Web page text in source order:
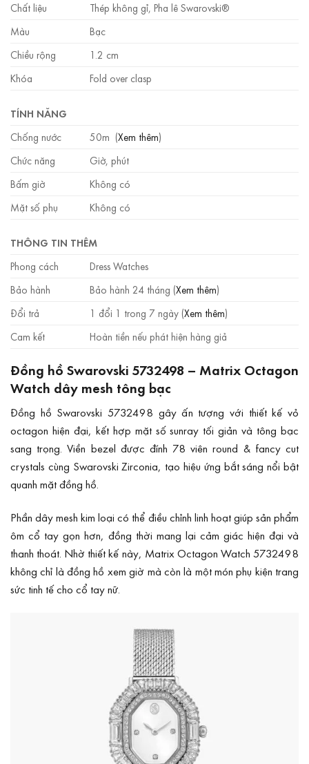
Chất liệu
Thép không gỉ, Pha lê Swarovski®
Màu
Bạc
Chiều rộng
1.2 cm
Khóa
Fold over clasp
TÍNH NĂNG
Chống nước
50m (Xem thêm)
Chức năng
Giờ, phút
Bấm giờ
Không có
Mặt số phụ
Không có
THÔNG TIN THÊM
Phong cách
Dress Watches
Bảo hành
Bảo hành 24 tháng (Xem thêm)
Đổi trả
1 đổi 1 trong 7 ngày (Xem thêm)
Cam kết
Hoàn tiền nếu phát hiện hàng giả
Đồng hồ Swarovski 5732498 – Matrix Octagon
Watch dây mesh tông bạc
Đồng hồ Swarovski 5732498 gây ấn tượng với thiết kế vỏ
octagon hiện đại, kết hợp mặt số sunray tối giản và tông bạc
sang trọng. Viền bezel được đính 78 viên round & fancy cut
crystals cùng Swarovski Zirconia, tạo hiệu ứng bắt sáng nổi bật
quanh mặt đồng hồ.
Phần dây mesh kim loại có thể điều chỉnh linh hoạt giúp sản phẩm
ôm cổ tay gọn hơn, đồng thời mang lại cảm giác hiện đại và
thanh thoát. Nhờ thiết kế này, Matrix Octagon Watch 5732498
không chỉ là đồng hồ xem giờ mà còn là một món phụ kiện trang
sức tinh tế cho cổ tay nữ.